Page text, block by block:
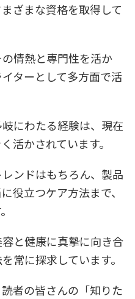
ざまな資格を取得して
情熱と専門性を活か
ターとして多方面で活
にわたる経験は、現在
活かされています。
ンドはもちろん、製品
役立つケア方法まで、
と健康に真摯に向き合
常に探求しています。
者の皆さんの「知りた